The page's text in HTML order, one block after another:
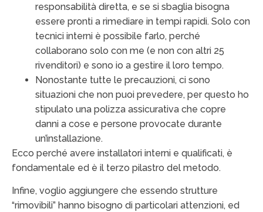
responsabilità diretta, e se si sbaglia bisogna
essere pronti a rimediare in tempi rapidi. Solo con
tecnici interni è possibile farlo, perché
collaborano solo con me (e non con altri 25
rivenditori) e sono io a gestire il loro tempo.
Nonostante tutte le precauzioni, ci sono
situazioni che non puoi prevedere, per questo ho
stipulato una polizza assicurativa che copre
danni a cose e persone provocate durante
un’installazione.
Ecco perché avere installatori interni e qualificati, è
fondamentale ed è il terzo pilastro del metodo.
Infine, voglio aggiungere che essendo strutture
“rimovibili” hanno bisogno di particolari attenzioni, ed